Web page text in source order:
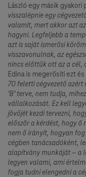
László egy másik
visszalépnie egy
valamit, mert akkor azt
hagyni. Legfeljebb a
azt is saját ismerősi
visszavonulnak, az
nincs előttük ott az a cél,
Edina is megerősíti ezt és
70 feletti cégvezető azért
’B’ terve, nem tudja,
vállalkozását. Ez kell
jövőjét kezdi tervezni,
először a kérdést, hogy ő
nem ő irányít, hogyan
cégben tanácsadóként,
alapítvány munkáját – a
legyen valami, ami
fogja tudni elengedni a